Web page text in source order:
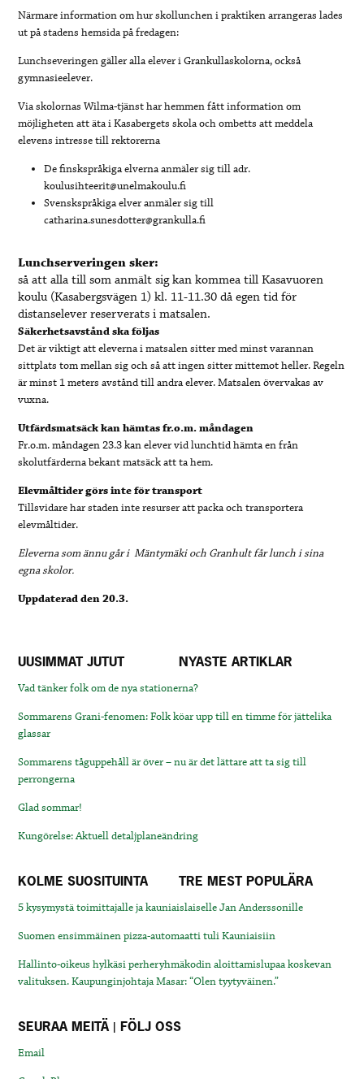
Närmare information om hur skollunchen i praktiken arrangeras lades
ut på stadens hemsida på fredagen:
Lunchseveringen gäller alla elever i Grankullaskolorna, också
gymnasieelever.
Via skolornas Wilma-tjänst har hemmen fått information om
möjligheten att äta i Kasabergets skola och ombetts att meddela
elevens intresse till rektorerna
De finskspråkiga elverna anmäler sig till adr.
koulusihteerit@unelmakoulu.fi
Svenskspråkiga elver anmäler sig till
catharina.sunesdotter@grankulla.fi
Lunchserveringen sker:
så att alla till som anmält sig kan kommea till Kasavuoren
koulu (Kasabergsvägen 1) kl. 11-11.30 då egen tid för
distanselever reserverats i matsalen.
Säkerhetsavstånd ska följas
Det är viktigt att eleverna i matsalen sitter med minst varannan
sittplats tom mellan sig och så att ingen sitter mittemot heller. Regeln
är minst 1 meters avstånd till andra elever. Matsalen övervakas av
vuxna.
Utfärdsmatsäck kan hämtas fr.o.m. måndagen
Fr.o.m. måndagen 23.3 kan elever vid lunchtid hämta en från
skolutfärderna bekant matsäck att ta hem.
Elevmåltider görs inte för transport
Tillsvidare har staden inte resurser att packa och transportera
elevmåltider.
Eleverna som ännu går i Mäntymäki och Granhult får lunch i sina
egna skolor.
Uppdaterad den 20.3.
UUSIMMAT JUTUT NYASTE ARTIKLAR
Vad tänker folk om de nya stationerna?
Sommarens Grani-fenomen: Folk köar upp till en timme för jättelika
glassar
Sommarens tåguppehåll är över – nu är det lättare att ta sig till
perrongerna
Glad sommar!
Kungörelse: Aktuell detaljplaneändring
KOLME SUOSITUINTA TRE MEST POPULÄRA
5 kysymystä toimittajalle ja kauniaislaiselle Jan Anderssonille
Suomen ensimmäinen pizza-automaatti tuli Kauniaisiin
Hallinto-oikeus hylkäsi perheryhmäkodin aloittamislupaa koskevan
valituksen. Kaupunginjohtaja Masar: “Olen tyytyväinen.”
SEURAA MEITÄ | FÖLJ OSS
Email